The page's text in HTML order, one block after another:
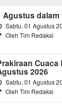
Agustus dalam
Sabtu, 01 Agustus
Oleh Tim Redaksi
2026
Sabtu, 01 Agustus
Oleh Tim Redaksi